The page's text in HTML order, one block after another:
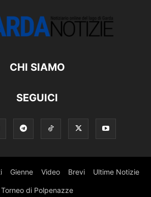
CHI SIAMO
SEGUICI
Gienne Video Brevi Ultime Notizie
Torneo di Polpenazze